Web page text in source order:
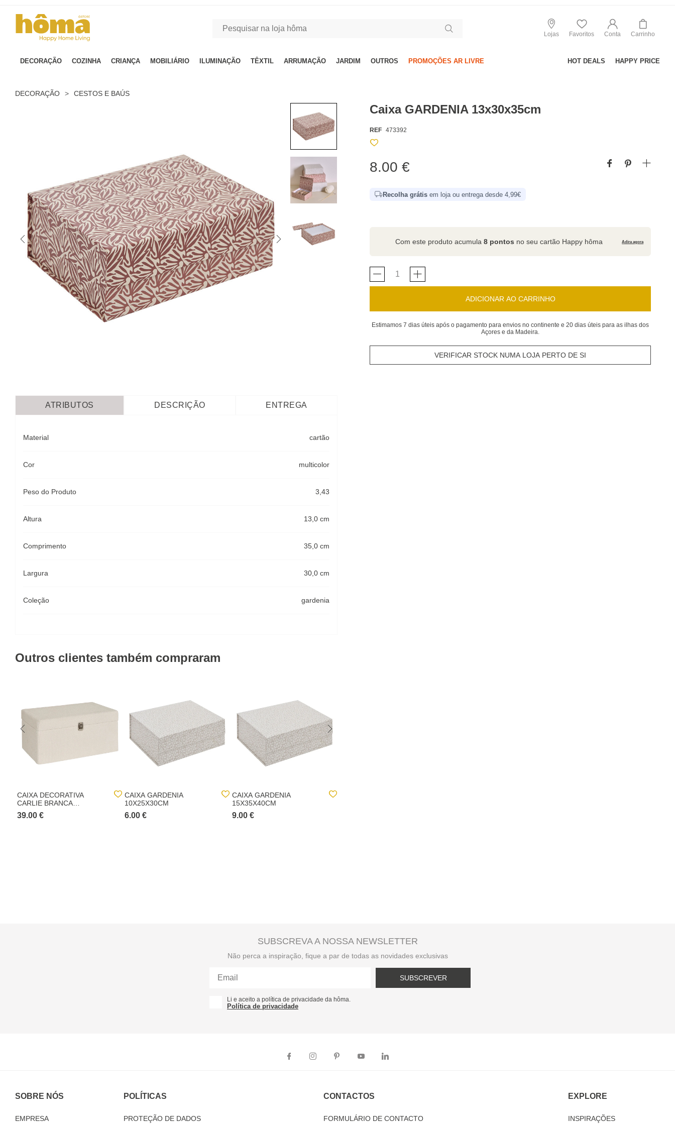
Lojas Favoritos Conta Carrinho
DECORAÇÃO COZINHA CRIANÇA MOBILIÁRIO ILUMINAÇÃO TÊXTIL ARRUMAÇÃO JARDIM OUTROS PROMOÇÕES AR LIVRE HOT DEALS HAPPY PRICE
DECORAÇÃO > CESTOS E BAÚS
Caixa GARDENIA 13x30x35cm
REF 473392
8.00 €
Recolha grátis em loja ou entrega desde 4,99€
Com este produto acumula8 pontos no seu cartão Happy hôma Adira agora
ADICIONAR AO CARRINHO
Estimamos 7 dias úteis após o pagamento para envios no continente e 20 dias úteis para as ilhas dos
Açores e da Madeira.
VERIFICAR STOCK NUMA LOJA PERTO DE SI
ATRIBUTOS DESCRIÇÃO ENTREGA
Material cartão
Cor multicolor
Peso do Produto 3,43
Altura 13,0 cm
Comprimento 35,0 cm
Largura 30,0 cm
Coleção gardenia
Outros clientes também compraram
CAIXA DECORATIVA
CARLIE BRANCA
26X34X54CM
39.00 €
CAIXA GARDENIA
10X25X30CM
6.00 €
CAIXA GARDENIA
15X35X40CM
9.00 €
SUBSCREVA A NOSSA NEWSLETTER
Não perca a inspiração, fique a par de todas as novidades exclusivas
SUBSCREVER
Li e aceito a política de privacidade da hôma.
Política de privacidade
SOBRE NÓS
EMPRESA
POLÍTICAS
PROTEÇÃO DE DADOS
CONTACTOS
FORMULÁRIO DE CONTACTO
EXPLORE
INSPIRAÇÕES